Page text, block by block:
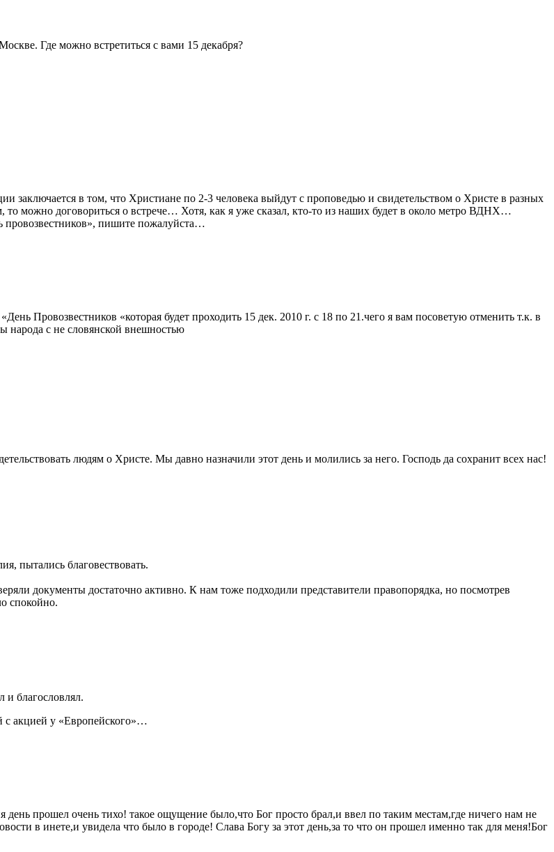
Где можно встретиться с вами 15 декабря?
заключается в том, что Христиане по 2-3 человека выйдут с проповедью и свидетельством о Христе в разных
то можно договориться о встрече… Хотя, как я уже сказал, кто-то из наших будет в около метро ВДНХ…
провозвестников», пишите пожалуйста…
Провозвестников «которая будет проходить 15 дек. 2010 г. с 18 по 21.чего я вам посоветую отменить т.к. в
народа с не словянской внешностью
людям о Христе. Мы давно назначили этот день и молились за него. Господь да сохранит всех нас!
пытались благовествовать.
документы достаточно активно. К нам тоже подходили представители правопорядка, но посмотрев
спокойно.
и благословлял.
с акцией у «Европейского»…
день прошел очень тихо! такое ощущение было,что Бог просто брал,и ввел по таким местам,где ничего нам не
в инете,и увидела что было в городе! Слава Богу за этот день,за то что он прошел именно так для меня!Бог